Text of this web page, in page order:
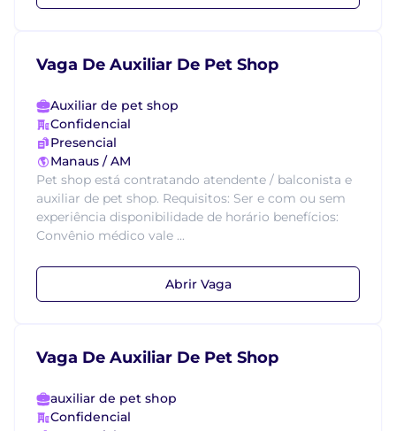
Vaga De Auxiliar De Pet Shop
Auxiliar de pet shop
Confidencial
Presencial
Manaus / AM
Pet shop está contratando atendente / balconista e
auxiliar de pet shop. Requisitos: Ser e com ou sem
experiência disponibilidade de horário benefícios:
Convênio médico vale ...
Abrir Vaga
Vaga De Auxiliar De Pet Shop
auxiliar de pet shop
Confidencial